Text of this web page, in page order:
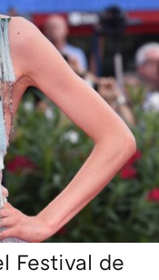
Festival de